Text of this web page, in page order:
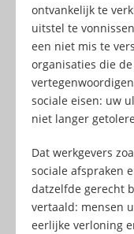
ontvankelijk te
uitstel te
een niet mis te
organisaties die
sociale eisen: uw
niet langer
Dat werkgevers
sociale afspraken
datzelfde gerecht
vertaald: mensen
eerlijke verloning